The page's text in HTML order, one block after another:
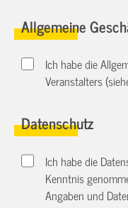
Allgemeine
Ich habe die
Veranstalters
Datenschutz
Ich habe die
Kenntnis
Angaben und